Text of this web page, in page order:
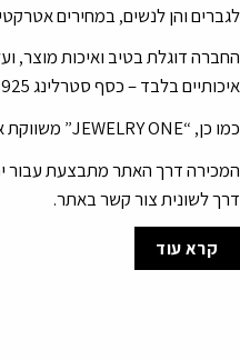
לגברים והן לנשים, במחירים
החברה דוגלת בטיב ואיכות מוצר,
איכותיים בלבד – כסף סטרלינג 925, גולדפילד (ציפוי זהב 14k בעובי 1 מיקרון) ופלדת אל חלד.
כמו כן, “JEWELRY ONE” משווקת את מוצריה בסיטונאות לחנויות נבחרות ברחבי הארץ.
המכירה דרך האתר מתבצעת עבור
דרך לשונית צור קשר באתר.
קרא עוד